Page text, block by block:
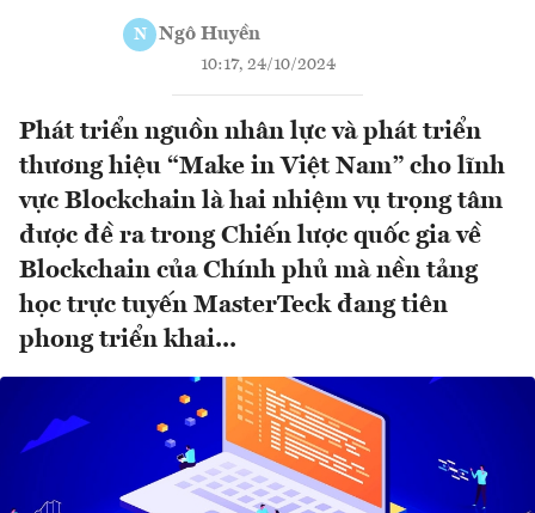
N Ngô Huyền
10:17, 24/10/2024
Phát triển nguồn nhân lực và phát triển
thương hiệu “Make in Việt Nam” cho lĩnh
vực Blockchain là hai nhiệm vụ trọng tâm
được đề ra trong Chiến lược quốc gia về
Blockchain của Chính phủ mà nền tảng
học trực tuyến MasterTeck đang tiên
phong triển khai...